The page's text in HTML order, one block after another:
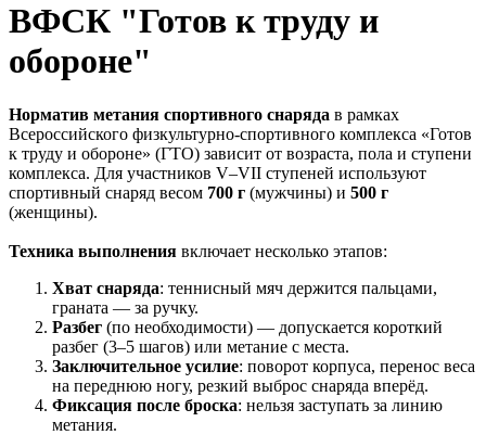
ВФСК "Готов к труду и
обороне"
Норматив метания спортивного снаряда в рамках
Всероссийского физкультурно-спортивного комплекса «Готов
к труду и обороне» (ГТО) зависит от возраста, пола и ступени
комплекса. Для участников V–VII ступеней используют
спортивный снаряд весом 700 г (мужчины) и 500 г
(женщины).
Техника выполнения включает несколько этапов:
Хват снаряда: теннисный мяч держится пальцами,
граната — за ручку.
Разбег (по необходимости) — допускается короткий
разбег (3–5 шагов) или метание с места.
Заключительное усилие: поворот корпуса, перенос веса
на переднюю ногу, резкий выброс снаряда вперёд.
Фиксация после броска: нельзя заступать за линию
метания.